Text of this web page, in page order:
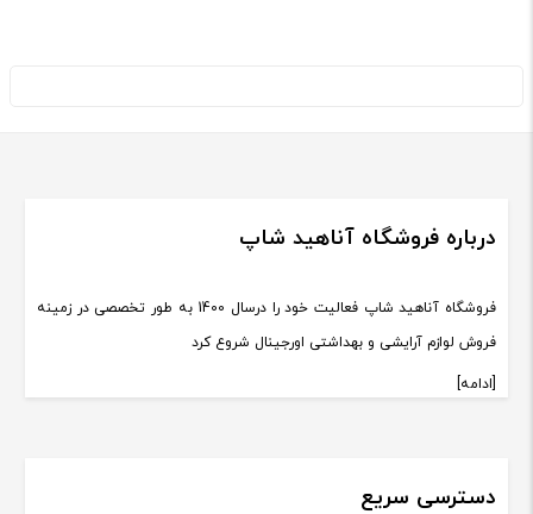
درباره فروشگاه آناهید شاپ
فروشگاه آناهید شاپ فعالیت خود را درسال 1400 به طور تخصصی در زمینه
فروش لوازم آرایشی و بهداشتی اورجینال شروع کرد
[ادامه]
دسترسی سریع